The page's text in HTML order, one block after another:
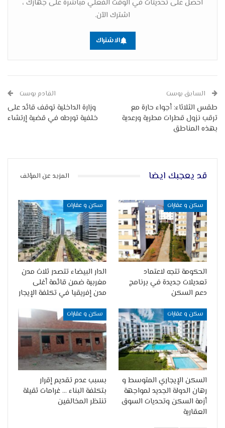
احصل على تحديثات في الوقت الفعلي مباشرة على جهازك ،
اشترك الآن.
الاشتراك
السابق بوست
طقس الثلاثاء: أجواء حارة مع
ترقب نزول قطرات مطرية ورعدية
بهذه المناطق
القادم بوست
وزارة الداخلية توقف قائد على
خلفية تورطه في قضية إرتشاء
قد يعجبك ايضا المزيد عن المؤلف
سكن و عقارات
الحكومة تتجه لاعتماد
تعديلات جديدة في برنامج
دعم السكن
سكن و عقارات
الدار البيضاء تتصدر ثلاث مدن
مغربية ضمن قائمة أغلى
مدن إفريقيا في تكلفة الإيجار
سكن و عقارات
السكن الإيجاري المتوسط و
رهان الدولة الجديد لمواجهة
أزمة السكن وتحديات السوق
العقارية
سكن و عقارات
بسبب عدم تقديم إقرار
بتكلفة البناء … غرامات ثقيلة
تنتظر المخالفين